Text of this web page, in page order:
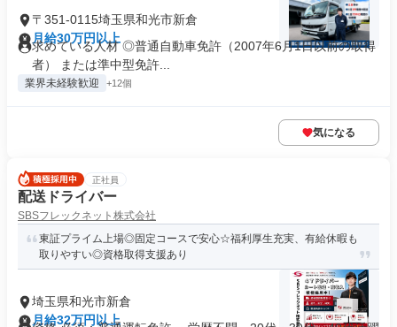
〒351-0115埼玉県和光市新倉
月給30万円以上
求めている人材 ◎普通自動車免許（2007年6月1日以前の取得
者） または準中型免許...
業界未経験歓迎 +12個
気になる
正社員
配送ドライバー
SBSフレックネット株式会社
東証プライム上場◎固定コースで安心☆福利厚生充実、有給休暇も
取りやすい◎資格取得支援あり
埼玉県和光市新倉
月給32万円以上